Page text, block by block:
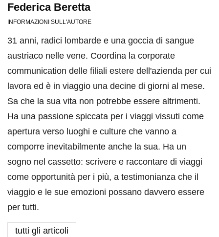
Federica Beretta
INFORMAZIONI SULL'AUTORE
31 anni, radici lombarde e una goccia di sangue
austriaco nelle vene. Coordina la corporate
communication delle filiali estere dell'azienda per cui
lavora ed è in viaggio una decine di giorni al mese.
Sa che la sua vita non potrebbe essere altrimenti.
Ha una passione spiccata per i viaggi vissuti come
apertura verso luoghi e culture che vanno a
comporre inevitabilmente anche la sua. Ha un
sogno nel cassetto: scrivere e raccontare di viaggi
come opportunità per i più, a testimonianza che il
viaggio e le sue emozioni possano davvero essere
per tutti.
tutti gli articoli